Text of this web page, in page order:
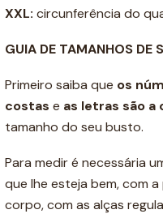
XXL: circunferência do
GUIA DE TAMANHOS DE
Primeiro saiba que os
costas e as letras são a
tamanho do seu busto.
Para medir é necessária
que lhe esteja bem, com
corpo, com as alças